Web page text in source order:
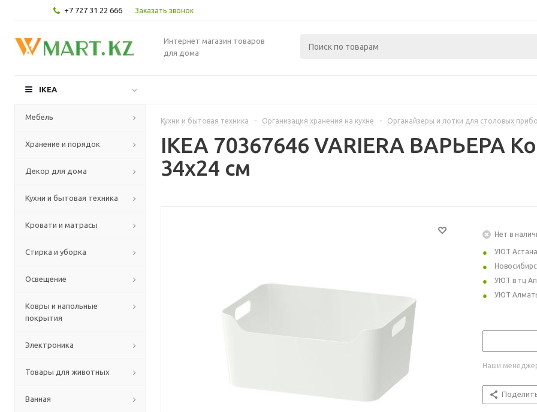
+7 727 31 22 666 Заказать звонок
Интернет магазин товаров
для дома
IKEA
Мебель
Хранение и порядок
Декор для дома
Кухни и бытовая техника
Кровати и матрасы
Стирка и уборка
Освещение
Ковры и напольные
покрытия
Электроника
Товары для животных
Ванная
Кухни и бытовая техника - Организация хранения на кухне - Органайзеры и лотки для столовых
IKEA 70367646 VARIERA ВАРЬЕРА
34x24 см
Нет в
УЮТ Астана
УЮТ в тц
УЮТ
Наши